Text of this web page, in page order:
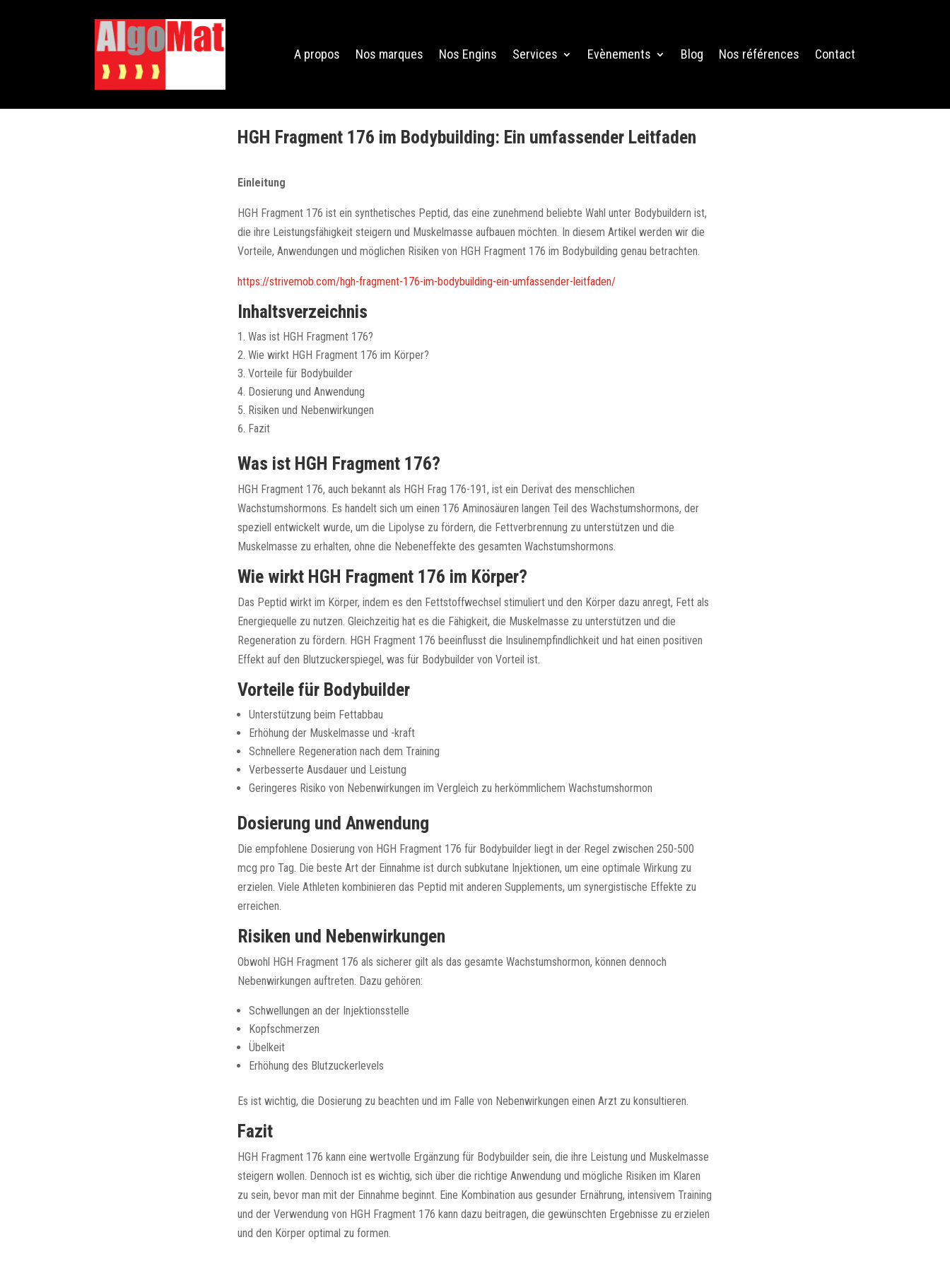
A propos Nos marques Nos Engins Services Evènements Blog Nos références Contact
HGH Fragment 176 im Bodybuilding: Ein umfassender Leitfaden
Einleitung
HGH Fragment 176 ist ein synthetisches Peptid, das eine zunehmend beliebte Wahl unter Bodybuildern ist,
die ihre Leistungsfähigkeit steigern und Muskelmasse aufbauen möchten. In diesem Artikel werden wir die
Vorteile, Anwendungen und möglichen Risiken von HGH Fragment 176 im Bodybuilding genau betrachten.
https://strivemob.com/hgh-fragment-176-im-bodybuilding-ein-umfassender-leitfaden/
Inhaltsverzeichnis
Was ist HGH Fragment 176?
Wie wirkt HGH Fragment 176 im Körper?
Vorteile für Bodybuilder
Dosierung und Anwendung
Risiken und Nebenwirkungen
Fazit
Was ist HGH Fragment 176?
HGH Fragment 176, auch bekannt als HGH Frag 176-191, ist ein Derivat des menschlichen
Wachstumshormons. Es handelt sich um einen 176 Aminosäuren langen Teil des Wachstumshormons, der
speziell entwickelt wurde, um die Lipolyse zu fördern, die Fettverbrennung zu unterstützen und die
Muskelmasse zu erhalten, ohne die Nebeneffekte des gesamten Wachstumshormons.
Wie wirkt HGH Fragment 176 im Körper?
Das Peptid wirkt im Körper, indem es den Fettstoffwechsel stimuliert und den Körper dazu anregt, Fett als
Energiequelle zu nutzen. Gleichzeitig hat es die Fähigkeit, die Muskelmasse zu unterstützen und die
Regeneration zu fördern. HGH Fragment 176 beeinflusst die Insulinempfindlichkeit und hat einen positiven
Effekt auf den Blutzuckerspiegel, was für Bodybuilder von Vorteil ist.
Vorteile für Bodybuilder
Unterstützung beim Fettabbau
Erhöhung der Muskelmasse und -kraft
Schnellere Regeneration nach dem Training
Verbesserte Ausdauer und Leistung
Geringeres Risiko von Nebenwirkungen im Vergleich zu herkömmlichem Wachstumshormon
Dosierung und Anwendung
Die empfohlene Dosierung von HGH Fragment 176 für Bodybuilder liegt in der Regel zwischen 250-500
mcg pro Tag. Die beste Art der Einnahme ist durch subkutane Injektionen, um eine optimale Wirkung zu
erzielen. Viele Athleten kombinieren das Peptid mit anderen Supplements, um synergistische Effekte zu
erreichen.
Risiken und Nebenwirkungen
Obwohl HGH Fragment 176 als sicherer gilt als das gesamte Wachstumshormon, können dennoch
Nebenwirkungen auftreten. Dazu gehören:
Schwellungen an der Injektionsstelle
Kopfschmerzen
Übelkeit
Erhöhung des Blutzuckerlevels
Es ist wichtig, die Dosierung zu beachten und im Falle von Nebenwirkungen einen Arzt zu konsultieren.
Fazit
HGH Fragment 176 kann eine wertvolle Ergänzung für Bodybuilder sein, die ihre Leistung und Muskelmasse
steigern wollen. Dennoch ist es wichtig, sich über die richtige Anwendung und mögliche Risiken im Klaren
zu sein, bevor man mit der Einnahme beginnt. Eine Kombination aus gesunder Ernährung, intensivem Training
und der Verwendung von HGH Fragment 176 kann dazu beitragen, die gewünschten Ergebnisse zu erzielen
und den Körper optimal zu formen.